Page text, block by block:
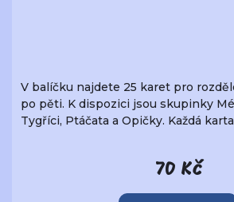
V balíčku najdete 25 karet pro
po pěti. K dispozici jsou skupinky
Tygříci, Ptáčata a Opičky. Každá
70 Kč